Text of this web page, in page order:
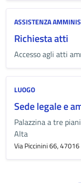
ASSISTENZA
Richiesta atti
Accesso agli atti
LUOGO
Sede legale e
Palazzina a tre
Alta
Via Piccinini 66, 47016